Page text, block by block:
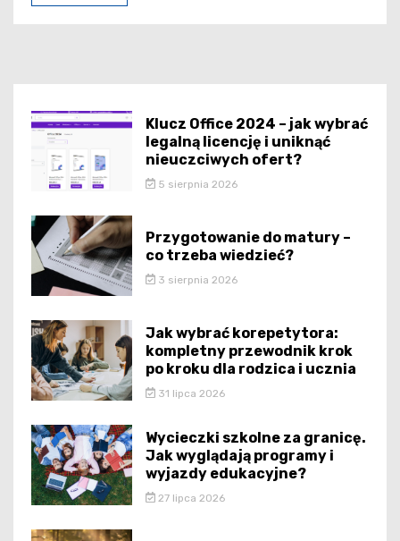
Klucz Office 2024 – jak wybrać
legalną licencję i uniknąć
nieuczciwych ofert?
5 sierpnia 2026
Przygotowanie do matury –
co trzeba wiedzieć?
3 sierpnia 2026
Jak wybrać korepetytora:
kompletny przewodnik krok
po kroku dla rodzica i ucznia
31 lipca 2026
Wycieczki szkolne za granicę.
Jak wyglądają programy i
wyjazdy edukacyjne?
27 lipca 2026